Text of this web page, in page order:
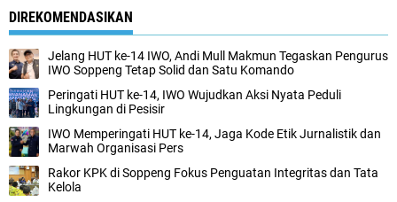
DIREKOMENDASIKAN
Jelang HUT ke-14 IWO, Andi Mull Makmun Tegaskan Pengurus
IWO Soppeng Tetap Solid dan Satu Komando
Peringati HUT ke-14, IWO Wujudkan Aksi Nyata Peduli
Lingkungan di Pesisir
IWO Memperingati HUT ke-14, Jaga Kode Etik Jurnalistik dan
Marwah Organisasi Pers
Rakor KPK di Soppeng Fokus Penguatan Integritas dan Tata
Kelola